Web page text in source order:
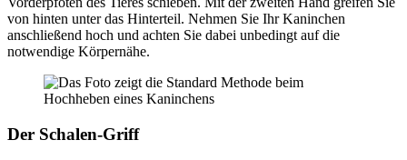
von hinten unter das Hinterteil. Nehmen Sie Ihr Kaninchen
anschließend hoch und achten Sie dabei unbedingt auf die
notwendige Körpernähe.
Der Schalen-Griff